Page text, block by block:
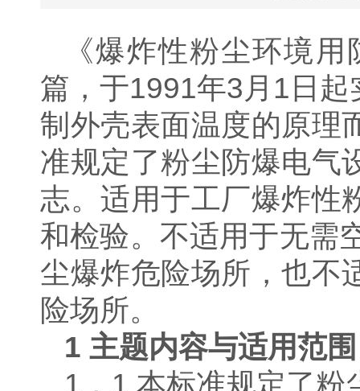
《爆炸性粉尘环境
篇，于1991年3月1日
制外壳表面温度的原理
准规定了粉尘防爆电气
志。适用于工厂爆炸性
和检验。不适用于无需
尘爆炸危险场所，也不
险场所。
1 主题内容与适用范围
1．1 本标准规定了粉